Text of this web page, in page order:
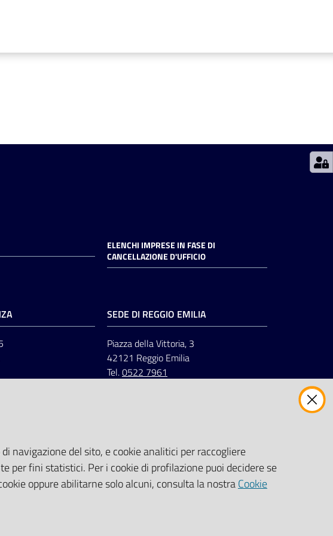
ELENCHI IMPRESE IN FASE DI
CANCELLAZIONE D'UFFICIO
SEDE DI REGGIO EMILIA
Piazza della Vittoria, 3
42121 Reggio Emilia
Tel.0522 7961
navigazione del sito, e cookie analitici per raccogliere
per fini statistici. Per i cookie di profilazione puoi decidere se
oppure abilitarne solo alcuni, consulta la nostraCookie